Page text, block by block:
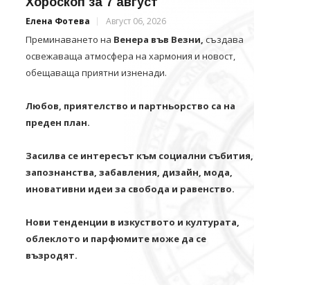
Елена Фотева Август 06, 2026
Преминаването на Венера във Везни, създава
освежаваща атмосфера на хармония и новост,
обещаваща приятни изненади.
Любов, приятелство и партньорство са на
преден план.
Засилва се интересът към социални събития,
запознанства, забавления, дизайн, мода,
иновативни идеи за свобода и равенство.
Нови тенденции в изкуството и културата,
облеклото и парфюмите може да се
възродят.